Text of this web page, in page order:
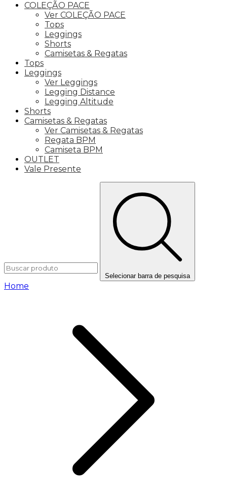
COLEÇÃO PACE
Ver COLEÇÃO PACE
Tops
Leggings
Shorts
Camisetas & Regatas
Tops
Leggings
Ver Leggings
Legging Distance
Legging Altitude
Shorts
Camisetas & Regatas
Ver Camisetas & Regatas
Regata BPM
Camiseta BPM
OUTLET
Vale Presente
Selecionar barra de pesquisa
Home